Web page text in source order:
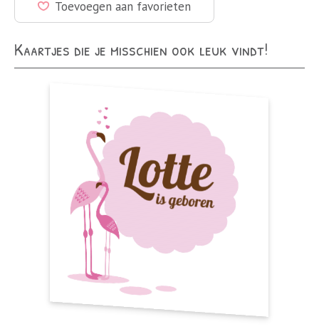
Toevoegen aan favorieten
Kaartjes die je misschien ook leuk vindt!